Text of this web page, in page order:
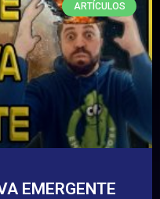
ARTÍCULOS
EMERGENTE